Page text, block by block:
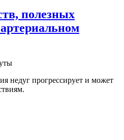
полезных
недуг прогрессирует и может